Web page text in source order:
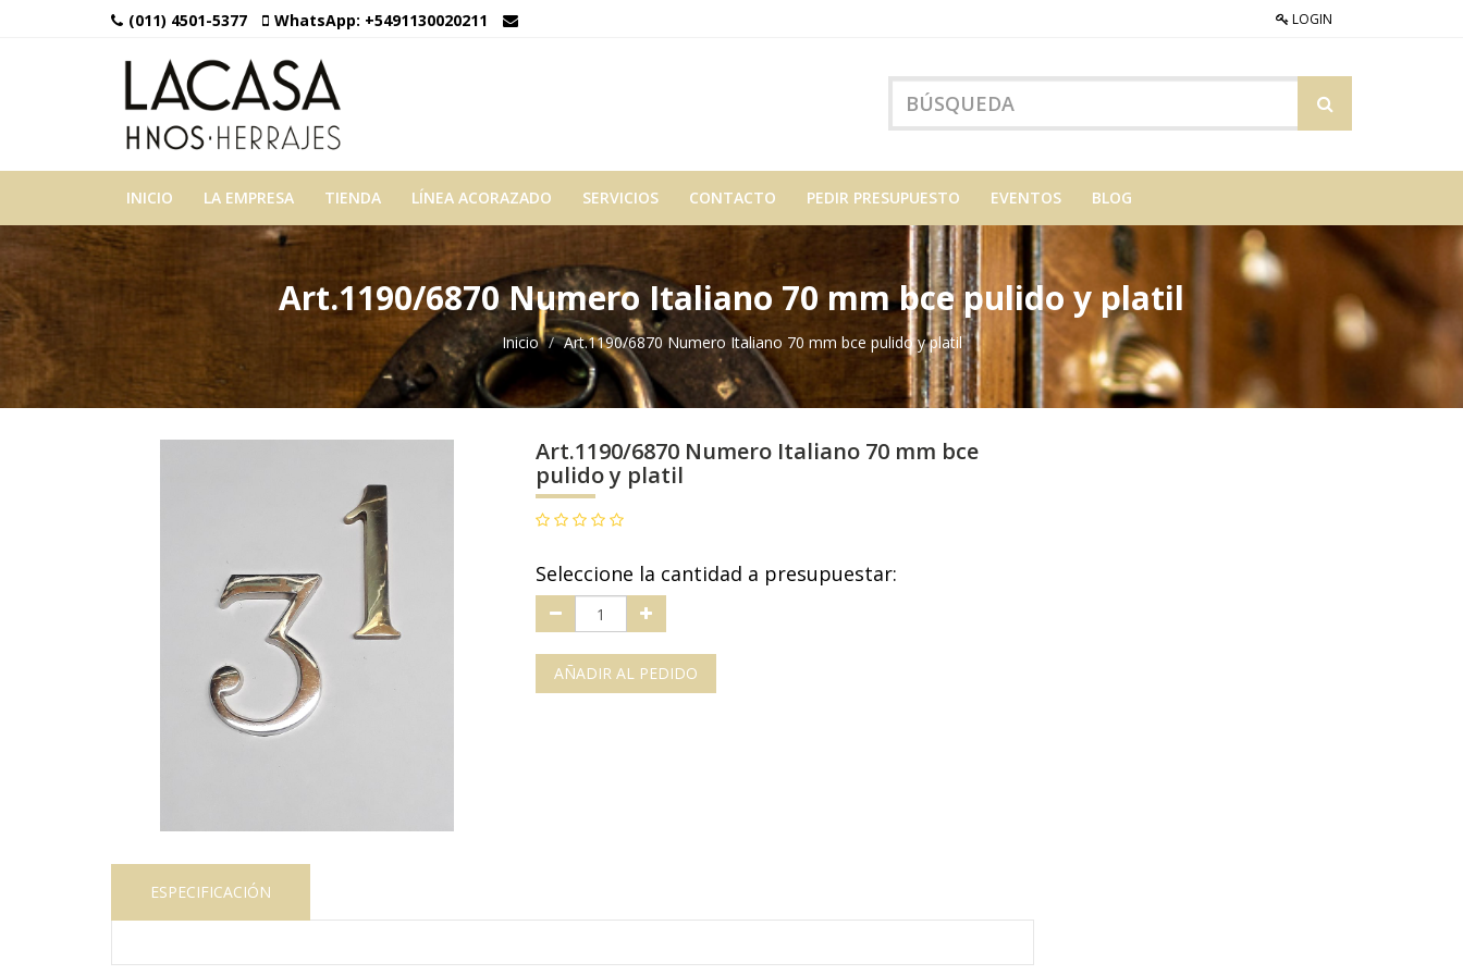
(011) 4501-5377 WhatsApp: +5491130020211 LOGIN
INICIO LA EMPRESA TIENDA LÍNEA ACORAZADO SERVICIOS CONTACTO PEDIR PRESUPUESTO EVENTOS BLOG
Art.1190/6870 Numero Italiano 70 mm bce pulido y platil
Inicio Art.1190/6870 Numero Italiano 70 mm bce pulido y platil
Art.1190/6870 Numero Italiano 70 mm bce
pulido y platil
Seleccione la cantidad a presupuestar:
AÑADIR AL PEDIDO
ESPECIFICACIÓN